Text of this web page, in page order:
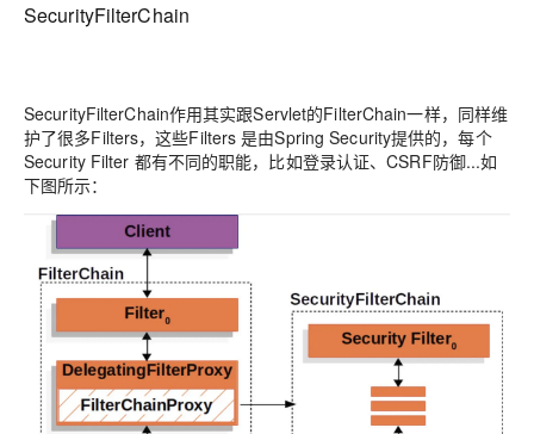
SecurityFilterChain
SecurityFilterChain作用其实跟Servlet的FilterChain一样，同样维
护了很多Filters，这些Filters 是由Spring Security提供的，每个
Security Filter 都有不同的职能，比如登录认证、CSRF防御...如
下图所示：